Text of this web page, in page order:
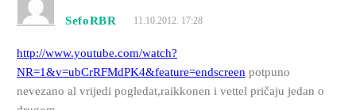
SefoRBR 11.10.2012. 17:28
http://www.youtube.com/watch?
NR=1&v=ubCrRFMdPK4&feature=endscreen potpuno
nevezano al vrijedi pogledat,raikkonen i vettel pričaju jedan o